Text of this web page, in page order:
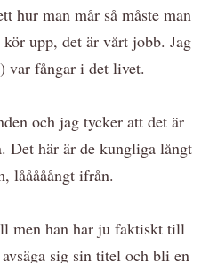
hur man mår så måste man
upp, det är vårt jobb. Jag
var fångar i det livet.
och jag tycker att det är
Det här är de kungliga långt
lååååångt ifrån.
men han har ju faktiskt till
sig sin titel och bli en